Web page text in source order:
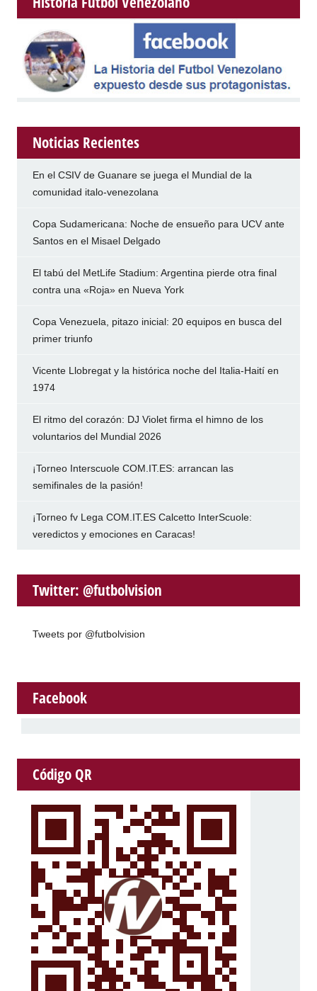
Noticias Recientes
En el CSIV de Guanare se juega el Mundial de la
comunidad italo-venezolana
Copa Sudamericana: Noche de ensueño para UCV ante
Santos en el Misael Delgado
El tabú del MetLife Stadium: Argentina pierde otra final
contra una «Roja» en Nueva York
Copa Venezuela, pitazo inicial: 20 equipos en busca del
primer triunfo
Vicente Llobregat y la histórica noche del Italia-Haití en
1974
El ritmo del corazón: DJ Violet firma el himno de los
voluntarios del Mundial 2026
¡Torneo Interscuole COM.IT.ES: arrancan las
semifinales de la pasión!
¡Torneo fv Lega COM.IT.ES Calcetto InterScuole:
veredictos y emociones en Caracas!
Twitter: @futbolvision
Tweets por @futbolvision
Facebook
Código QR